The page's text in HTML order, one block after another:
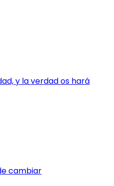
y la verdad os hará
cambiar